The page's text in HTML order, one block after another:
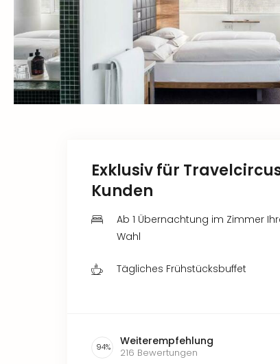
Exklusiv für
Kunden
Ab 1 Übernachtung im Zimmer
Wahl
Tägliches Frühstücksbuffet
94% Weiterempfehlung
216 Bewertungen